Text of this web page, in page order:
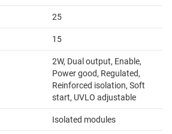
25
15
2W, Dual output, Enable,
Power good, Regulated,
Reinforced isolation, Soft
start, UVLO adjustable
Isolated modules